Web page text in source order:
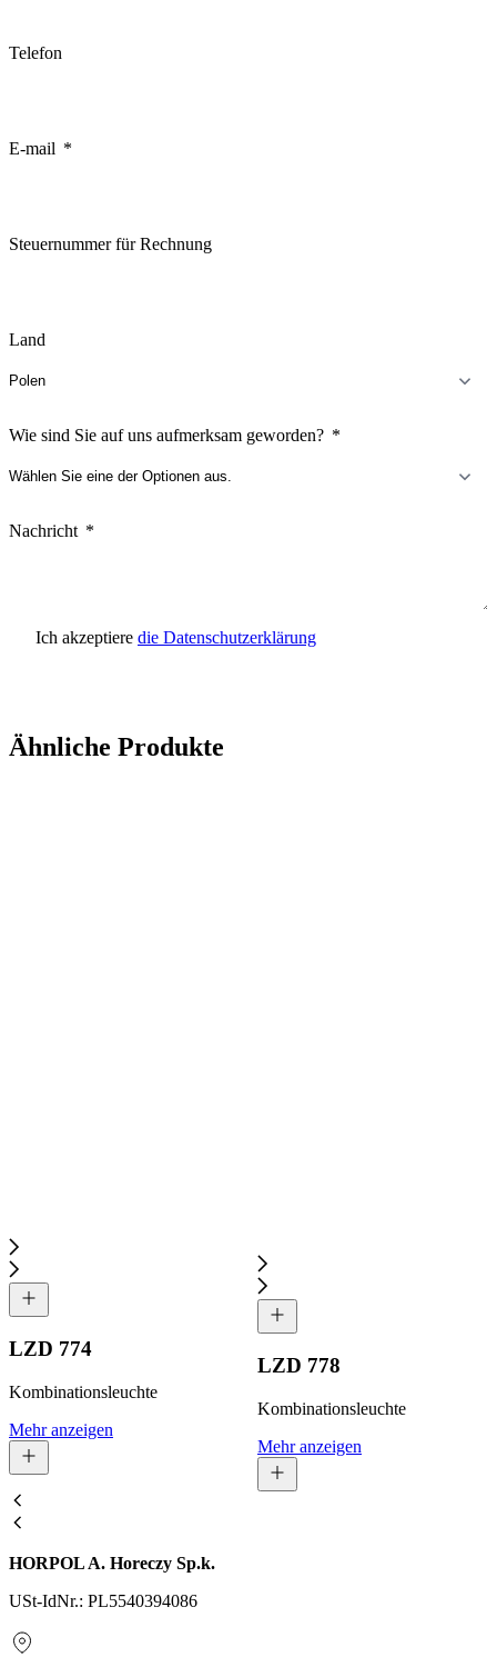
Telefon
E-mail
Steuernummer für Rechnung
Land
Wie sind Sie auf uns aufmerksam geworden?
Nachricht
Ich akzeptiere die Datenschutzerklärung
Ähnliche Produkte
LZD 774
Kombinationsleuchte
Mehr anzeigen
LZD 778
Kombinationsleuchte
Mehr anzeigen
HORPOL A. Horeczy Sp.k.
USt-IdNr.: PL5540394086